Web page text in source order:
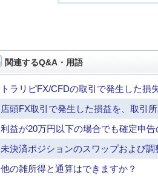
関連するQ&A・用語
トラリピFX/CFDの取引で発生した損
店頭FX取引で発生した損益を、取引
利益が20万円以下の場合でも確定申告
未決済ポジションのスワップおよび
他の雑所得と通算はできますか？